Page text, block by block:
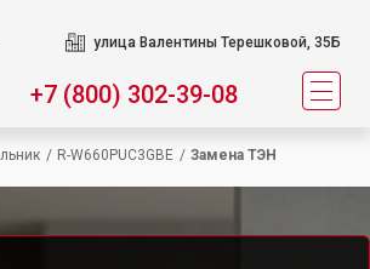
улица Валентины Терешковой, 35Б
+7 (800) 302-39-08
/ R-W660PUC3GBE / Замена ТЭН